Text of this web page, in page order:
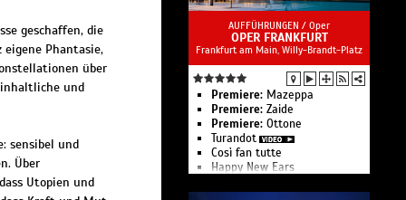
geschaffen, die
Phantasie,
über
inhaltliche und
sensibel und
Über
Utopien und
AUFFÜHRUNGEN / Oper
OPER FRANKFURT
Frankfurt am Main, Willy-Brandt-Platz
Premiere: Mazeppa
Premiere: Zaide
Premiere: Ottone
Turandot
Così fan tutte
Happy New Ears
Benefizkonzert »Was uns